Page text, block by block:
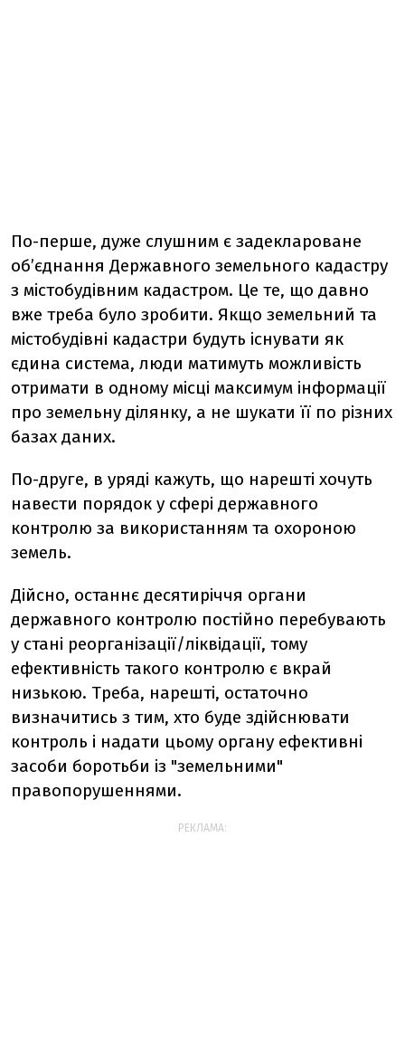
По-перше, дуже слушним є задеклароване
об’єднання Державного земельного кадастру
з містобудівним кадастром. Це те, що давно
вже треба було зробити. Якщо земельний та
містобудівні кадастри будуть існувати як
єдина система, люди матимуть можливість
отримати в одному місці максимум інформації
про земельну ділянку, а не шукати її по різних
базах даних.
По-друге, в уряді кажуть, що нарешті хочуть
навести порядок у сфері державного
контролю за використанням та охороною
земель.
Дійсно, останнє десятиріччя органи
державного контролю постійно перебувають
у стані реорганізації/ліквідації, тому
ефективність такого контролю є вкрай
низькою. Треба, нарешті, остаточно
визначитись з тим, хто буде здійснювати
контроль і надати цьому органу ефективні
засоби боротьби із "земельними"
правопорушеннями.
РЕКЛАМА: